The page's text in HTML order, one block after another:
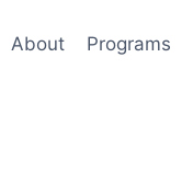
About Programs